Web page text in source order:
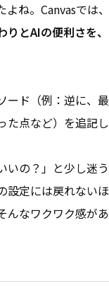
よね。Canvasでは
りとAIの便利さを
ード（例：逆に、
た点など）を追記
いの？」と少し迷
設定には戻れない
んなワクワク感が